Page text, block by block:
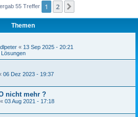
55 Treffer 1 2
Themen
« 13 Sep 2025 - 20:21
Lösungen
06 Dez 2023 - 19:37
nicht mehr ?
« 03 Aug 2021 - 17:18